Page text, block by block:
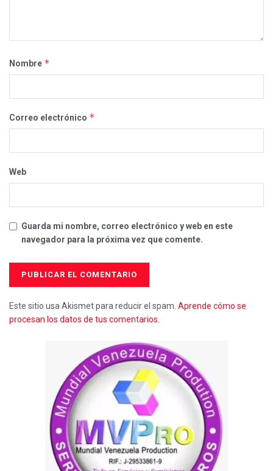
Nombre *
Correo electrónico *
Web
Guarda mi nombre, correo electrónico y web en este
navegador para la próxima vez que comente.
Este sitio usa Akismet para reducir el spam. Aprende cómo se
procesan los datos de tus comentarios.